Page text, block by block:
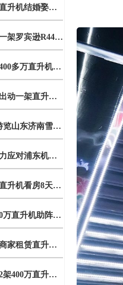
安徽六安农村小伙直升机结婚娶新娘
飞机之家再次购进一架罗宾逊R44直升机
浙江温州一企业租400多万直升机开业
临沂蒙阴小伙结婚出动一架直升机66辆车
6位美女租直升机游览山东济南雪野湖
东航上海保障部全力应对浦东机场低云天气
山西太原富力地产直升机看房8天8个楼盘
重庆一酒吧租赁400万直升机助阵现场豪车云集
河南信阳潢川珠宝商家租赁直升机节日庆典
山东潍坊一楼盘租2架400万直升机空中看房